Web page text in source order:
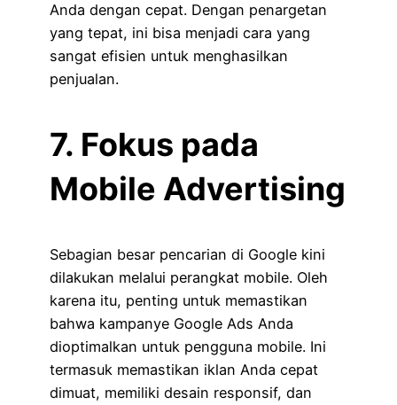
Anda dengan cepat. Dengan penargetan
yang tepat, ini bisa menjadi cara yang
sangat efisien untuk menghasilkan
penjualan.
7. Fokus pada
Mobile Advertising
Sebagian besar pencarian di Google kini
dilakukan melalui perangkat mobile. Oleh
karena itu, penting untuk memastikan
bahwa kampanye Google Ads Anda
dioptimalkan untuk pengguna mobile. Ini
termasuk memastikan iklan Anda cepat
dimuat, memiliki desain responsif, dan